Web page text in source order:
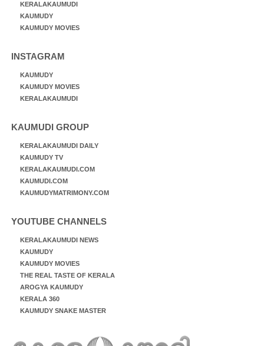
KERALAKAUMUDI
KAUMUDY
KAUMUDY MOVIES
INSTAGRAM
KAUMUDY
KAUMUDY MOVIES
KERALAKAUMUDI
KAUMUDI GROUP
KERALAKAUMUDI DAILY
KAUMUDY TV
KERALAKAUMUDI.COM
KAUMUDI.COM
KAUMUDYMATRIMONY.COM
YOUTUBE CHANNELS
KERALAKAUMUDI NEWS
KAUMUDY
KAUMUDY MOVIES
THE REAL TASTE OF KERALA
AROGYA KAUMUDY
KERALA 360
KAUMUDY SNAKE MASTER